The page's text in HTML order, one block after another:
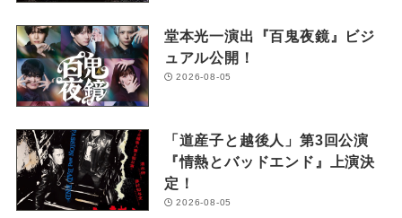
堂本光一演出『百鬼夜鏡』ビジ
ュアル公開！
2026-08-05
「道産子と越後人」第3回公演
『情熱とバッドエンド』上演決
定！
2026-08-05